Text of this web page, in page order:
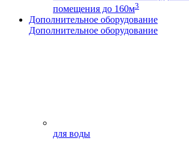
помещения до 160м3
Дополнительное оборудование
Дополнительное оборудование
для воды